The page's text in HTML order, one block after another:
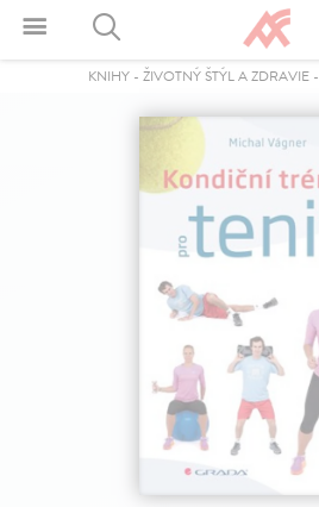
KNIHY- ŽIVOTNÝ ŠTÝL A ZDRAVIE-